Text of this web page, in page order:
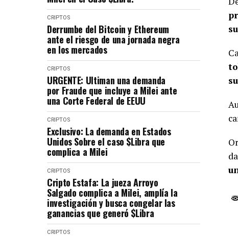
CRIPTOS
Derrumbe del Bitcoin y Ethereum
ante el riesgo de una jornada negra
en los mercados
CRIPTOS
URGENTE: Ultiman una demanda
por Fraude que incluye a Milei ante
una Corte Federal de EEUU
CRIPTOS
Exclusivo: La demanda en Estados
Unidos Sobre el caso $Libra que
complica a Milei
CRIPTOS
Cripto Estafa: La jueza Arroyo
Salgado complica a Milei, amplía la
investigación y busca congelar las
ganancias que generó $Libra
CRIPTOS